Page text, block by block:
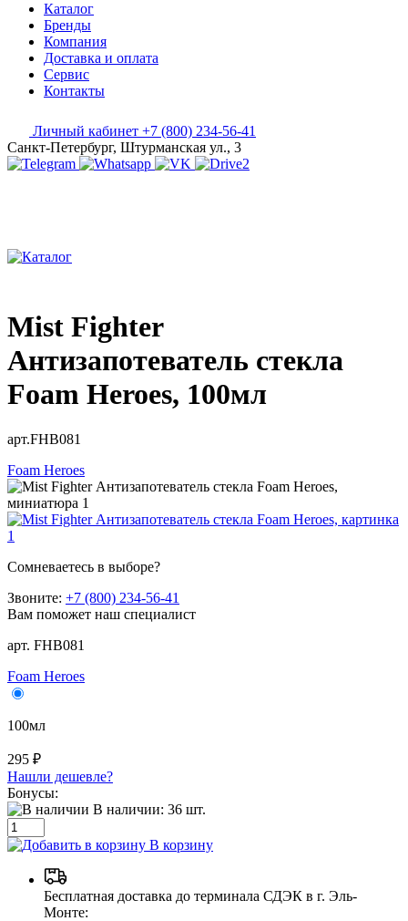
Каталог
Бренды
Компания
Доставка и оплата
Сервис
Контакты
Личный кабинет +7 (800) 234-56-41
Санкт-Петербург, Штурманская ул., 3
Mist Fighter
Антизапотеватель стекла
Foam Heroes, 100мл
арт.FHB081
Foam Heroes
Сомневаетесь в выборе?
Звоните: +7 (800) 234-56-41
Вам поможет наш специалист
арт. FHB081
Foam Heroes
100мл
295 ₽
Нашли дешевле?
Бонусы:
В наличии: 36 шт.
В корзину
Бесплатная доставка до терминала СДЭК в г. Эль-
Монте: